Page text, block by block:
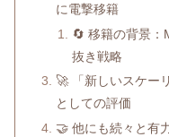
に電撃移籍
🔄 移籍の背景：
抜き戦略
🚀 「新しいスケー
としての評価
🤝 他にも続々と有